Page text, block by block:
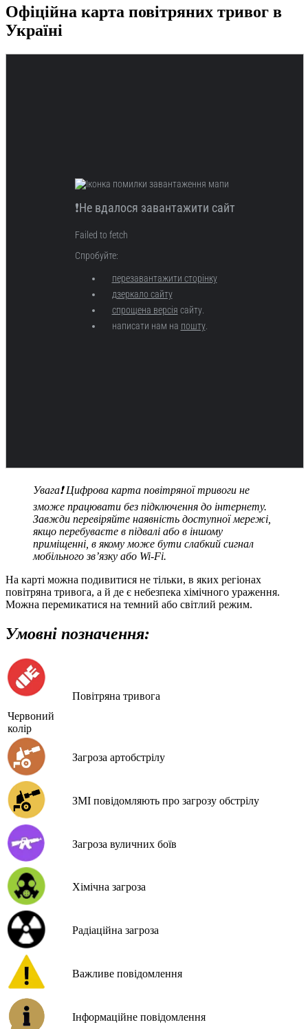
Офіційна карта повітряних тривог в
Україні
Увага❗ Цифрова карта повітряної тривоги не
зможе працювати без підключення до інтернету.
Завжди перевіряйте наявність доступної мережі,
якщо перебуваєте в підвалі або в іншому
приміщенні, в якому може бути слабкий сигнал
мобільного зв’язку або Wi-Fi.
На карті можна подивитися не тільки, в яких регіонах
повітряна тривога, а й де є небезпека хімічного ураження.
Можна перемикатися на темний або світлий режим.
Умовні позначення:
Червоний
колір
Повітряна тривога
Загроза артобстрілу
ЗМІ повідомляють про загрозу обстрілу
Загроза вуличних боїв
Хімічна загроза
Радіаційна загроза
Важливе повідомлення
Інформаційне повідомлення